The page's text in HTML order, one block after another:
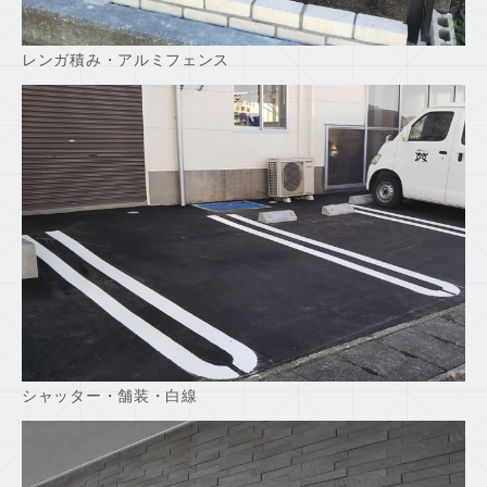
レンガ積み・アルミフェンス
シャッター・舗装・白線